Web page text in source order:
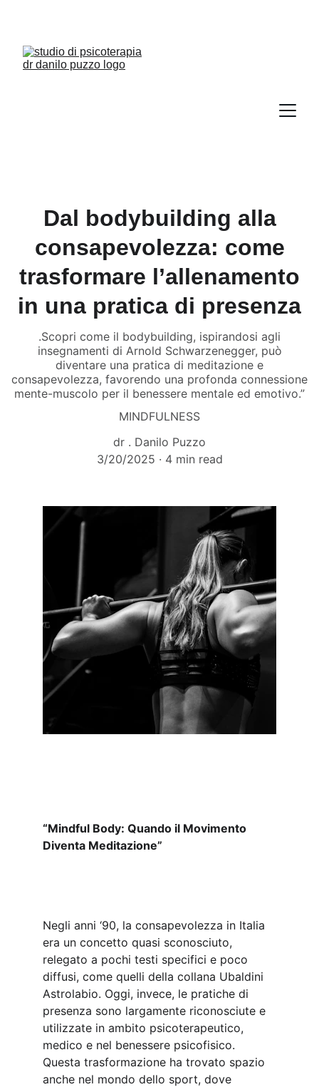
Dal bodybuilding alla
consapevolezza: come
trasformare l’allenamento
in una pratica di presenza
.Scopri come il bodybuilding, ispirandosi agli
insegnamenti di Arnold Schwarzenegger, può
diventare una pratica di meditazione e
consapevolezza, favorendo una profonda connessione
mente-muscolo per il benessere mentale ed emotivo.”
MINDFULNESS
dr . Danilo Puzzo
3/20/2025
4 min read
“Mindful Body: Quando il Movimento
Diventa Meditazione”
Negli anni ‘90, la consapevolezza in Italia
era un concetto quasi sconosciuto,
relegato a pochi testi specifici e poco
diffusi, come quelli della collana Ubaldini
Astrolabio. Oggi, invece, le pratiche di
presenza sono largamente riconosciute e
utilizzate in ambito psicoterapeutico,
medico e nel benessere psicofisico.
Questa trasformazione ha trovato spazio
anche nel mondo dello sport, dove